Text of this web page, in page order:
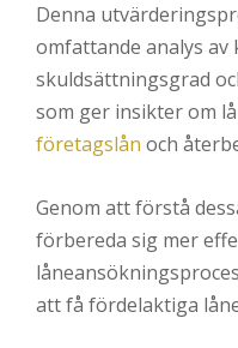
Denna
omfattande analys av
skuldsättningsgrad
som ger insikter om
företagslån och
Genom att förstå
förbereda sig mer
att få fördelaktiga